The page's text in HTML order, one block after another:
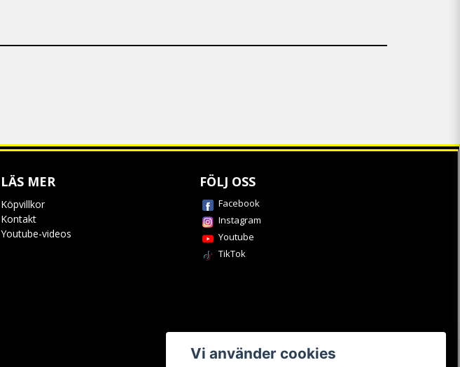
LÄS MER
Köpvillkor
Kontakt
Youtube-videos
FÖLJ OSS
Facebook
Instagram
Youtube
TikTok
Vi använder cookies